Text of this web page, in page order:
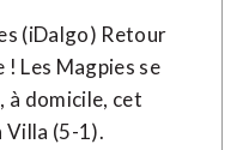
(iDalgo) Retour
Les Magpies se
à domicile, cet
Villa (5-1).